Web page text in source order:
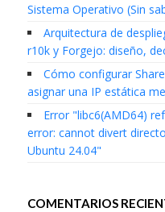
Sistema Operativo (Sin
Arquitectura de
r10k y Forgejo: diseño,
Cómo configurar
asignar una IP estática
Error "libc6(AMD64)
error: cannot divert
Ubuntu 24.04"
COMENTARIOS